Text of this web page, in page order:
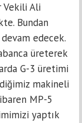
Vekili Ali
Bundan
edecek.
üreterek
G-3 üretimi
makineli
MP-5
yaptık